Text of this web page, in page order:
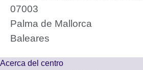
07003
Palma de Mallorca
Baleares
Acerca del centro